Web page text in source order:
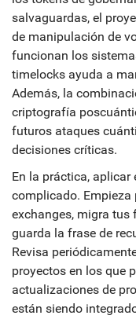
salvaguardas, el
de manipulación de
funcionan los
timelocks ayuda a
Además, la
criptografía
futuros ataques
decisiones críticas.
En la práctica, aplicar
complicado. Empieza
exchanges, migra tus
guarda la frase de
Revisa
proyectos en los que
actualizaciones de
están siendo